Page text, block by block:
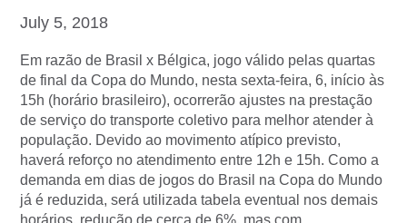
July 5, 2018
Em razão de Brasil x Bélgica, jogo válido pelas quartas
de final da Copa do Mundo, nesta sexta-feira, 6, início às
15h (horário brasileiro), ocorrerão ajustes na prestação
de serviço do transporte coletivo para melhor atender à
população. Devido ao movimento atípico previsto,
haverá reforço no atendimento entre 12h e 15h. Como a
demanda em dias de jogos do Brasil na Copa do Mundo
já é reduzida, será utilizada tabela eventual nos demais
horários, redução de cerca de 6%, mas com